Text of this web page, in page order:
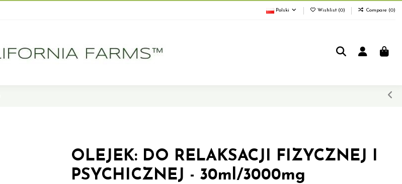
Polski Wishlist (0) Compare (0)
OLEJEK: DO RELAKSACJI FIZYCZNEJ I
PSYCHICZNEJ - 30ml/3000mg